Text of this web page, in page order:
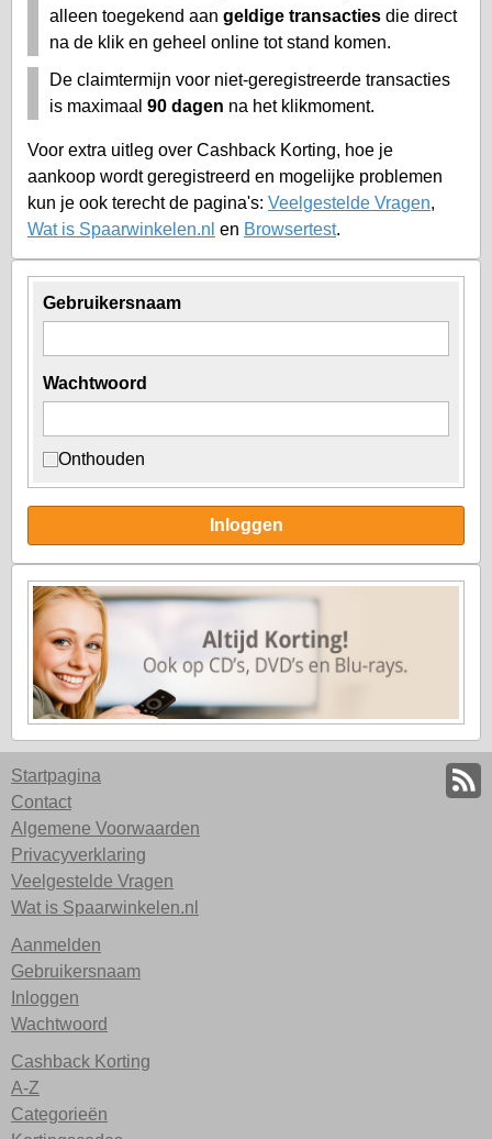
Gebruikersnaam
Wachtwoord
Onthouden
Inloggen
alleen toegekend aan geldige transacties die direct
na de klik en geheel online tot stand komen.
De claimtermijn voor niet-geregistreerde transacties
is maximaal 90 dagen na het klikmoment.
Voor extra uitleg over Cashback Korting, hoe je
aankoop wordt geregistreerd en mogelijke problemen
kun je ook terecht de pagina's: Veelgestelde Vragen,
Wat is Spaarwinkelen.nl en Browsertest.
Startpagina
Contact
Algemene Voorwaarden
Privacyverklaring
Veelgestelde Vragen
Wat is Spaarwinkelen.nl
Aanmelden
Gebruikersnaam
Inloggen
Wachtwoord
Cashback Korting
A-Z
Categorieën